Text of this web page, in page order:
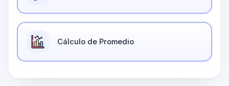
Cálculo de Promedio